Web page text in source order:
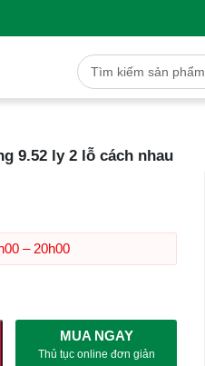
9.52 ly 2 lỗ cách nhau
– 20h00
MUA NGAY
Thủ tục online đơn giản